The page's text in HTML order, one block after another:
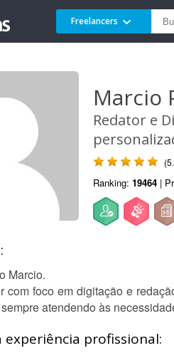
Freelancers
Marcio
Redator e
Ranking: 19464 |
Marcio.
com foco em digitação e
atendendo às
experiência profissional: